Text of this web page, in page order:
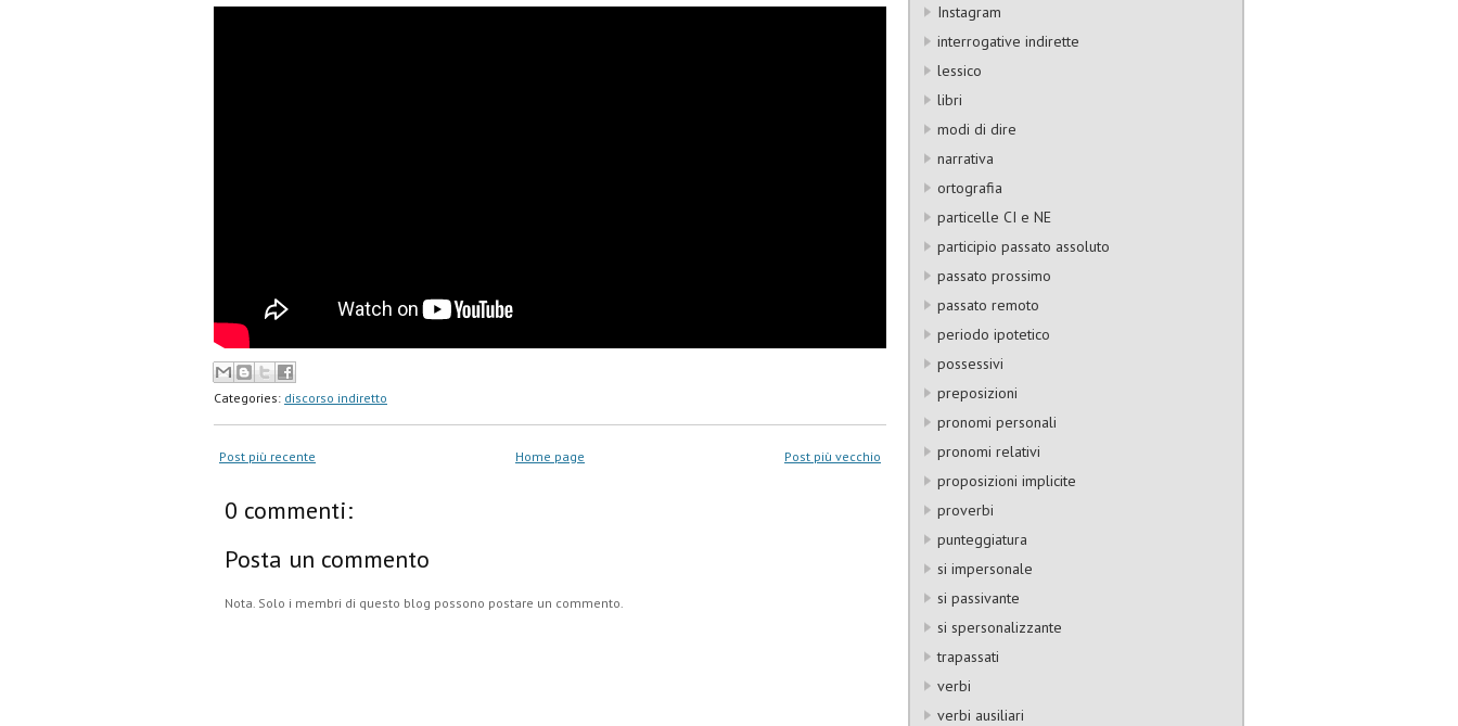
Categories: discorso indiretto
Post più recente Post più vecchio
Home page
0 commenti:
Posta un commento
Nota. Solo i membri di questo blog possono postare un commento.
Instagram
interrogative indirette
lessico
libri
modi di dire
narrativa
ortografia
particelle CI e NE
participio passato assoluto
passato prossimo
passato remoto
periodo ipotetico
possessivi
preposizioni
pronomi personali
pronomi relativi
proposizioni implicite
proverbi
punteggiatura
si impersonale
si passivante
si spersonalizzante
trapassati
verbi
verbi ausiliari